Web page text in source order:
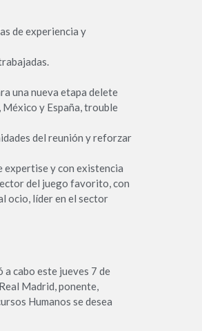
de experiencia y
una nueva etapa delete
y España, trouble
del reunión y reforzar
expertise y con existencia
del juego favorito, con
ocio, líder en el sector
cabo este jueves 7 de
Madrid, ponente,
Humanos se desea